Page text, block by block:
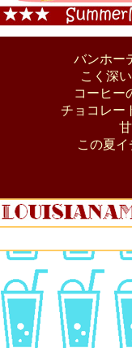
バンホー
こく深
コーヒー
チョコレー
この夏